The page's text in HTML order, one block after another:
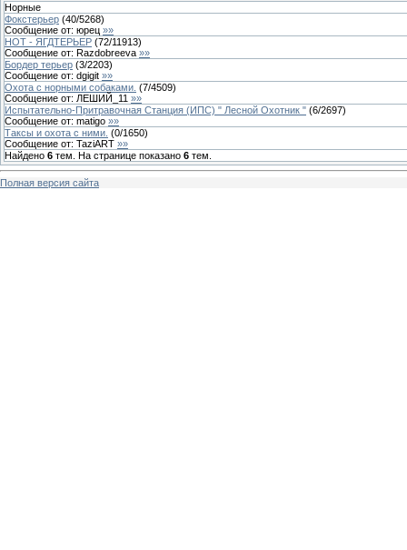
Норные
Фокстерьер (40/5268)
Сообщение от: юрец »»
НОТ - ЯГДТЕРЬЕР (72/11913)
Сообщение от: Razdobreeva »»
Бордер терьер (3/2203)
Сообщение от: dgigit »»
Охота с норными собаками. (7/4509)
Сообщение от: ЛЕШИЙ_11 »»
Испытательно-Притравочная Станция (ИПС) " Лесной Охотник " (6/2697)
Сообщение от: matigo »»
Таксы и охота с ними. (0/1650)
Сообщение от: TaziART »»
Найдено 6 тем. На странице показано 6 тем.
Полная версия сайта